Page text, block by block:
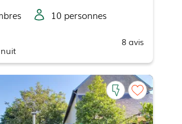
s 10 personnes
nuit
8 avis